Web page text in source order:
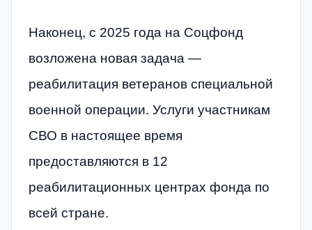
Наконец, с 2025 года на Соцфонд
возложена новая задача —
реабилитация ветеранов специальной
военной операции. Услуги участникам
СВО в настоящее время
предоставляются в 12
реабилитационных центрах фонда по
всей стране.